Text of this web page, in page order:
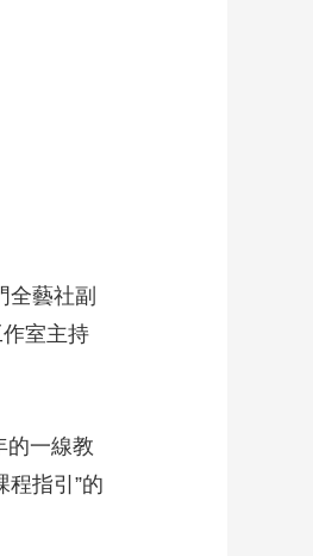
全藝社副
室主持
的一線教
程指引”的